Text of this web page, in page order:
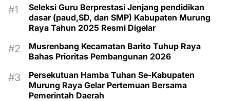
Seleksi Guru Berprestasi Jenjang pendidikan
dasar (paud,SD, dan SMP) Kabupaten Murung
Raya Tahun 2025 Resmi Digelar
Musrenbang Kecamatan Barito Tuhup Raya
Bahas Prioritas Pembangunan 2026
Persekutuan Hamba Tuhan Se-Kabupaten
Murung Raya Gelar Pertemuan Bersama
Pemerintah Daerah